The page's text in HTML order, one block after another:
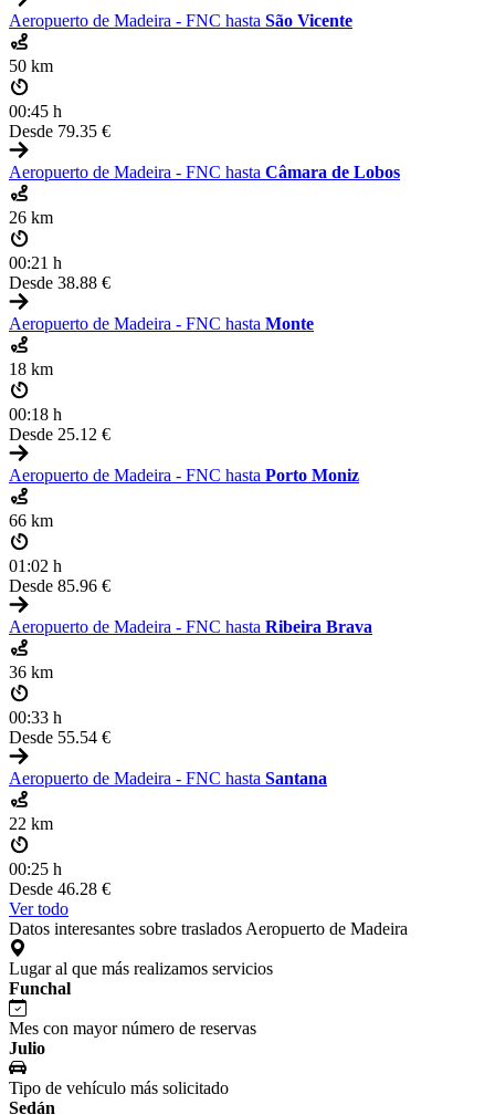
Aeropuerto de Madeira - FNC hasta São Vicente
50 km
00:45 h
Desde 79.35 €
Aeropuerto de Madeira - FNC hasta Câmara de Lobos
26 km
00:21 h
Desde 38.88 €
Aeropuerto de Madeira - FNC hasta Monte
18 km
00:18 h
Desde 25.12 €
Aeropuerto de Madeira - FNC hasta Porto Moniz
66 km
01:02 h
Desde 85.96 €
Aeropuerto de Madeira - FNC hasta Ribeira Brava
36 km
00:33 h
Desde 55.54 €
Aeropuerto de Madeira - FNC hasta Santana
22 km
00:25 h
Desde 46.28 €
Ver todo
Datos interesantes sobre traslados Aeropuerto de Madeira
Lugar al que más realizamos servicios
Funchal
Mes con mayor número de reservas
Julio
Tipo de vehículo más solicitado
Sedán